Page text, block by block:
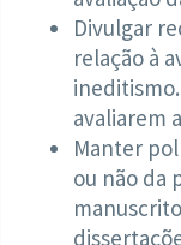
Divulgar
relação à
avaliarem
Manter
ou não da